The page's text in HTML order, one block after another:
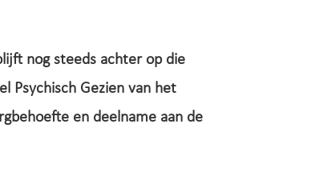
nog steeds achter op die
Psychisch Gezien van het
en deelname aan de